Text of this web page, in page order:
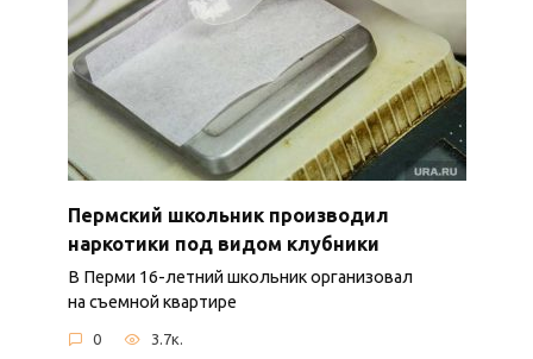
Пермский школьник производил
наркотики под видом клубники
В Перми 16-летний школьник организовал
на съемной квартире
0 3.7к.